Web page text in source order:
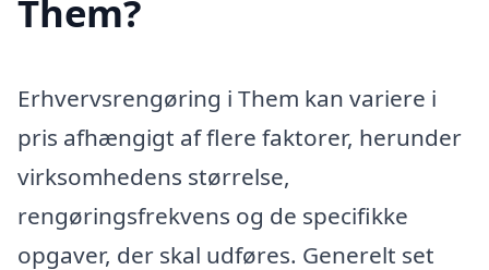
Them?
Erhvervsrengøring i Them kan variere i
pris afhængigt af flere faktorer, herunder
virksomhedens størrelse,
rengøringsfrekvens og de specifikke
opgaver, der skal udføres. Generelt set